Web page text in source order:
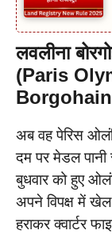
लवलीना
(Paris
अब वह पेरिस
दम पर मेडल
बुधवार को हुए
अपने विपक्ष में खेल
हराकर क्वार्टर